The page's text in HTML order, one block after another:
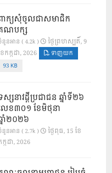
ាក្យសុំចូលជាសមាជិក
ណបក្ស
នួនអាន ( 4.2k )
ថ្ងៃ​ព្រហស្បតិ៍, 9
កក្កដា, 2026
ទាញយក
93 KB
ស្សនាវដ្ដីប្រជាជន ឆ្នាំទី២៦
េខ៣០១ ខែមិថុនា
នាំ២០២៦
នួនអាន ( 2.7k )
ថ្ងៃ​ពុធ, 15 ខែ​
កដា, 2026